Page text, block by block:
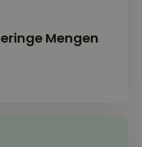
Mengen